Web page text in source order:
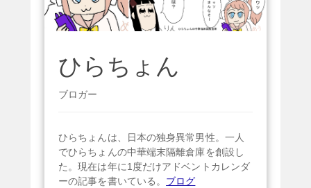
ひらちょん
ブロガー
ひらちょんは、日本の独身異常男性。一人
でひらちょんの中華端末隔離倉庫を創設し
た。現在は年に1度だけアドベントカレンダ
ーの記事を書いている。 ブログ